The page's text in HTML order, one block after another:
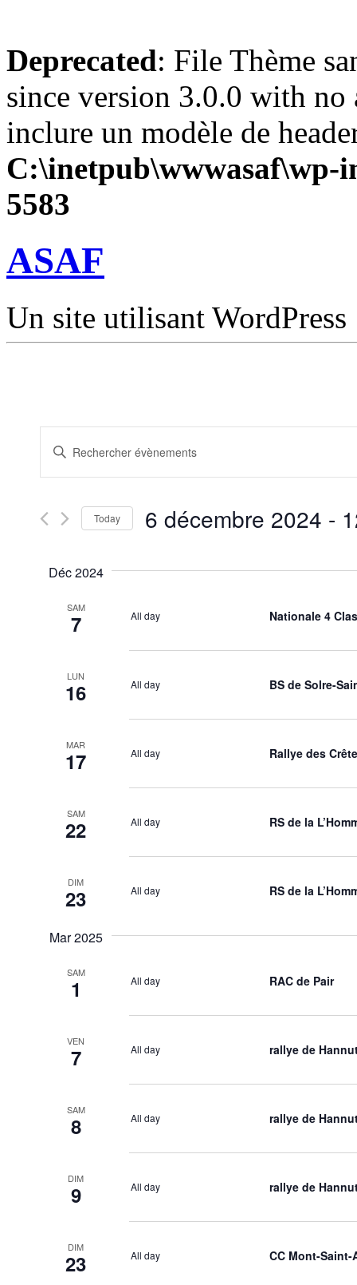
Deprecated: File Thème
since version 3.0.0 with
inclure un modèle de
C:\inetpub\wwwasaf\wp-
5583
ASAF
Un site utilisant WordPress
et
navigation
vues
Saisir
mot-
par
mot-
Today 6 décembre 2024 -
date
Déc 2024
SAM
7 All day Nationale 4
LUN
16 All day BS de Solre-
MAR
17 All day Rallye des
SAM
22 All day RS de la
DIM
23 All day RS de la
Mar 2025
SAM
1 All day RAC de Pair
VEN
7 All day rallye de
SAM
8 All day rallye de
DIM
9 All day rallye de
DIM
23 All day CC Mont-Saint-